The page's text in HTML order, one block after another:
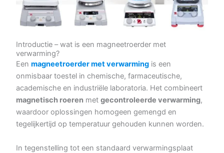
Introductie – wat is een magneetroerder met
verwarming?
Eenmagneetroerder met verwarming is een
onmisbaar toestel in chemische, farmaceutische,
academische en industriële laboratoria. Het combineert
magnetisch roeren metgecontroleerde verwarming,
waardoor oplossingen homogeen gemengd en
tegelijkertijd op temperatuur gehouden kunnen worden.
In tegenstelling tot een standaard verwarmingsplaat